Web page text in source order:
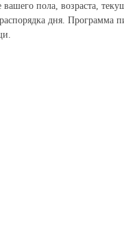
пола, возраста,
дня. Программа